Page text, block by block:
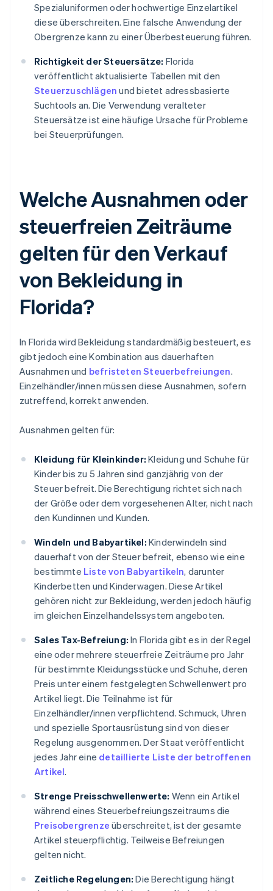
Spezialuniformen oder hochwertige Einzelartikel
diese überschreiten. Eine falsche Anwendung der
Obergrenze kann zu einer Überbesteuerung führen.
Richtigkeit der Steuersätze: Florida
veröffentlicht aktualisierte Tabellen mit den
Steuerzuschlägen und bietet adressbasierte
Suchtools an. Die Verwendung veralteter
Steuersätze ist eine häufige Ursache für Probleme
bei Steuerprüfungen.
Welche Ausnahmen oder
steuerfreien Zeiträume
gelten für den Verkauf
von Bekleidung in
Florida?
In Florida wird Bekleidung standardmäßig besteuert, es
gibt jedoch eine Kombination aus dauerhaften
Ausnahmen und befristeten Steuerbefreiungen.
Einzelhändler/innen müssen diese Ausnahmen, sofern
zutreffend, korrekt anwenden.
Ausnahmen gelten für:
Kleidung für Kleinkinder: Kleidung und Schuhe für
Kinder bis zu 5 Jahren sind ganzjährig von der
Steuer befreit. Die Berechtigung richtet sich nach
der Größe oder dem vorgesehenen Alter, nicht nach
den Kundinnen und Kunden.
Windeln und Babyartikel: Kinderwindeln sind
dauerhaft von der Steuer befreit, ebenso wie eine
bestimmte Liste von Babyartikeln, darunter
Kinderbetten und Kinderwagen. Diese Artikel
gehören nicht zur Bekleidung, werden jedoch häufig
im gleichen Einzelhandelssystem angeboten.
Sales Tax-Befreiung: In Florida gibt es in der Regel
eine oder mehrere steuerfreie Zeiträume pro Jahr
für bestimmte Kleidungsstücke und Schuhe, deren
Preis unter einem festgelegten Schwellenwert pro
Artikel liegt. Die Teilnahme ist für
Einzelhändler/innen verpflichtend. Schmuck, Uhren
und spezielle Sportausrüstung sind von dieser
Regelung ausgenommen. Der Staat veröffentlicht
jedes Jahr eine detaillierte Liste der betroffenen
Artikel.
Strenge Preisschwellenwerte: Wenn ein Artikel
während eines Steuerbefreiungszeitraums die
Preisobergrenze überschreitet, ist der gesamte
Artikel steuerpflichtig. Teilweise Befreiungen
gelten nicht.
Zeitliche Regelungen: Die Berechtigung hängt